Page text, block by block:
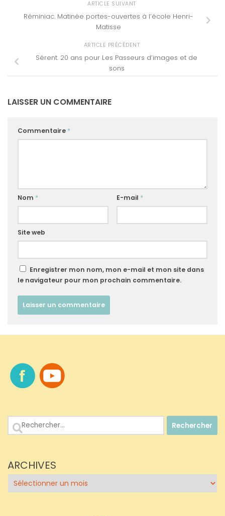
ARTICLE SUIVANT
Réminiac. Matinée portes-ouvertes à l’école Henri-
Matisse
ARTICLE PRÉCÉDENT
Sérent. 20 ans pour Les Passeurs d’images et de
sons
LAISSER UN COMMENTAIRE
Commentaire *
Nom * E-mail *
Site web
Enregistrer mon nom, mon e-mail et mon site dans
le navigateur pour mon prochain commentaire.
Rechercher :
ARCHIVES
Archives